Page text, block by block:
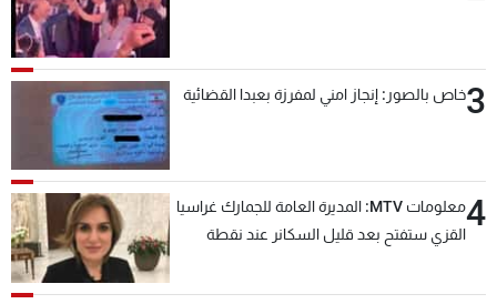
3خاص بالصور: إنجاز امني لمفرزة بعبدا القضائية
4
معلومات MTV: المديرة العامة للجمارك غراسيا
القزي ستفتح بعد قليل السكانر عند نقطة
السعودية والدول العربية